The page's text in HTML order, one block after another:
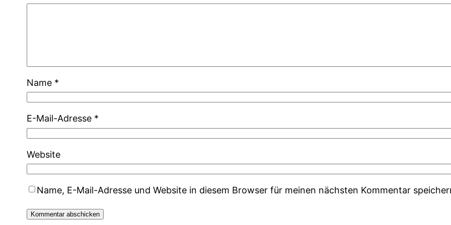
Name *
E-Mail-Adresse *
Website
Name, E-Mail-Adresse und Website in diesem Browser für meinen nächsten Kommentar